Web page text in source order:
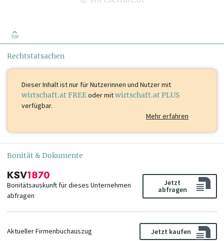
TOP
Rechtstatsachen
Dieser Inhalt istnur für Nutzerinnen und Nutzer mit
wirtschaft.at FREEoder mitwirtschaft.at PLUS
verfügbar.
Mehr erfahren
Bonität & Dokumente
Bonitätsauskunft für dieses Unternehmen
abfragen
Jetzt
abfragen
Aktueller Firmenbuchauszug Jetzt kaufen